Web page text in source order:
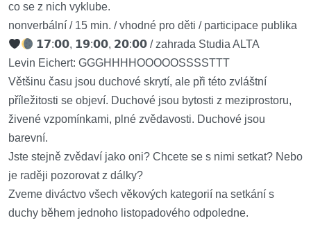
co se z nich vyklube.
nonverbální / 15 min. / vhodné pro děti / participace publika
𝟭𝟳:𝟬𝟬, 𝟭𝟵:𝟬𝟬, 𝟮𝟬:𝟬𝟬 / zahrada Studia ALTA
Levin Eichert: GGGHHHHOOOOOSSSSTTT
Většinu času jsou duchové skrytí, ale při této zvláštní
příležitosti se objeví. Duchové jsou bytosti z meziprostoru,
živené vzpomínkami, plné zvědavosti. Duchové jsou
barevní.
Jste stejně zvědaví jako oni? Chcete se s nimi setkat? Nebo
je raději pozorovat z dálky?
Zveme diváctvo všech věkových kategorií na setkání s
duchy během jednoho listopadového odpoledne.